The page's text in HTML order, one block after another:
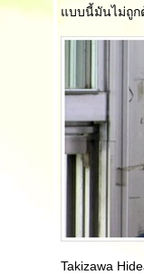
บบนี้มันไม่ถูกต้
Takizawa